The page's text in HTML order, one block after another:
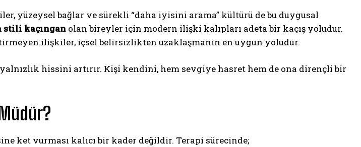
yüzeysel bağlar ve sürekli “daha iyisini arama” kültürü de bu duygusal
stili kaçıngan olan bireyler için modern ilişki kalıpları adeta bir kaçış yoludur.
ilişkiler, içsel belirsizlikten uzaklaşmanın en uygun yoludur.
hissini artırır. Kişi kendini, hem sevgiye hasret hem de ona dirençli bir
ket vurması kalıcı bir kader değildir. Terapi sürecinde;